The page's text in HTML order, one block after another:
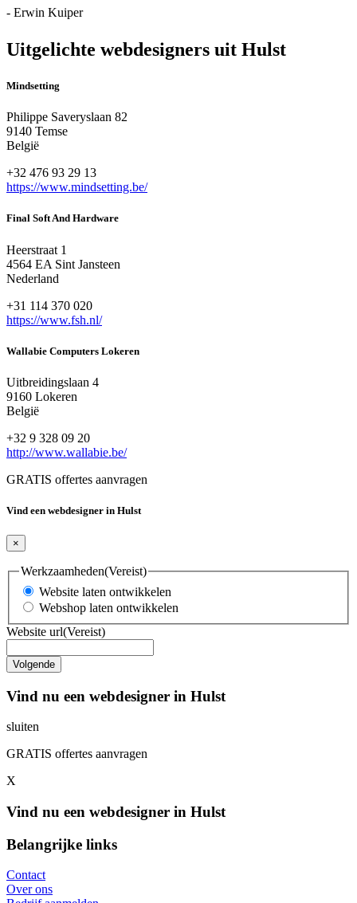
- Erwin Kuiper
Uitgelichte webdesigners uit Hulst
Mindsetting
Philippe Saveryslaan 82
9140 Temse
België
+32 476 93 29 13
https://www.mindsetting.be/
Final Soft And Hardware
Heerstraat 1
4564 EA Sint Jansteen
Nederland
+31 114 370 020
https://www.fsh.nl/
Wallabie Computers Lokeren
Uitbreidingslaan 4
9160 Lokeren
België
+32 9 328 09 20
http://www.wallabie.be/
GRATIS offertes aanvragen
Vind een webdesigner in Hulst
×
Werkzaamheden(Vereist)
Website laten ontwikkelen
Webshop laten ontwikkelen
Website url(Vereist)
Vind nu een webdesigner in Hulst
sluiten
GRATIS offertes aanvragen
X
Vind nu een webdesigner in Hulst
Belangrijke links
Contact
Over ons